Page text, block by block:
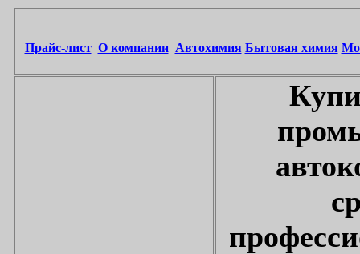
Прайс-лист О компании Автохимия Бытовая химия